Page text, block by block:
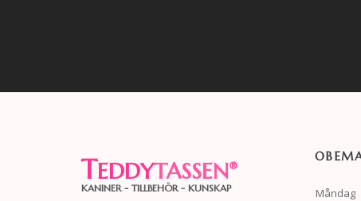
TEDDYTASSEN®
KANINER - TILLBEHÖR - KUNSKAP Måndag